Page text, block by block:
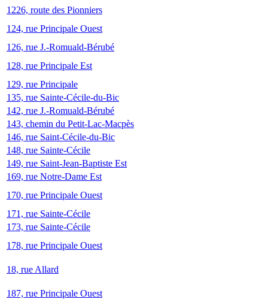
1226, route des Pionniers
124, rue Principale Ouest
126, rue J.-Romuald-Bérubé
128, rue Principale Est
129, rue Principale
135, rue Sainte-Cécile-du-Bic
142, rue J.-Romuald-Bérubé
143, chemin du Petit-Lac-Macpès
146, rue Saint-Cécile-du-Bic
148, rue Sainte-Cécile
149, rue Saint-Jean-Baptiste Est
169, rue Notre-Dame Est
170, rue Principale Ouest
171, rue Sainte-Cécile
173, rue Sainte-Cécile
178, rue Principale Ouest
18, rue Allard
187, rue Principale Ouest